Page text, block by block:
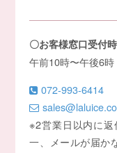
〇お客様窓口受付
午前10時〜午後6時
072-993-6414
※2営業日以内に
一、メールが届か